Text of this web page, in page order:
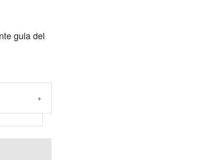
gula del